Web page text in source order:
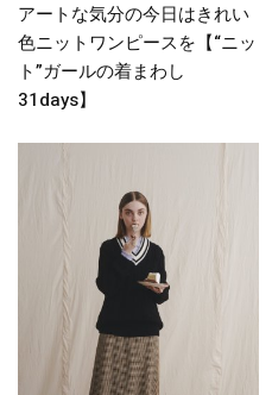
アートな気分の今日はきれい
色ニットワンピースを【“ニッ
ト”ガールの着まわし
31days】